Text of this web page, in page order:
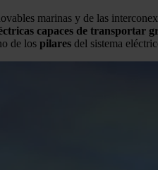
marinas y de las
capaces de transportar
de los pilares del sistema